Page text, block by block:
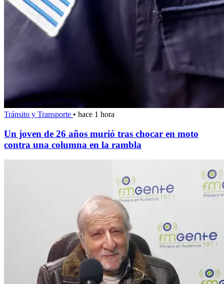
Tránsito y Transporte • hace 1 hora
Un joven de 26 años murió tras chocar en moto
contra una columna en la rambla